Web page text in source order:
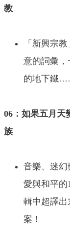
教
「新興宗
意的詞彙，
的地下鐵
06：如果五月天
族
音樂、迷
愛與和平的
輯中超譯
案！